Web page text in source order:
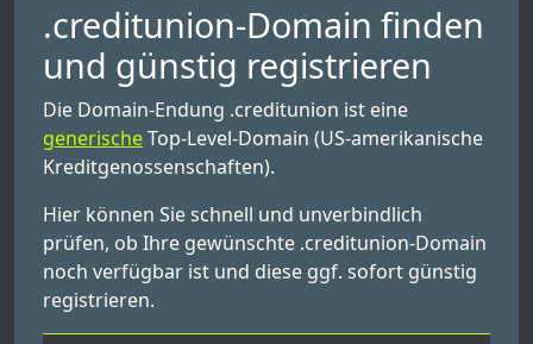
.creditunion-Domain finden
und günstig registrieren
Die Domain-Endung .creditunion ist eine
generischeTop-Level-Domain (US-amerikanische
Kreditgenossenschaften).
Hier können Sie schnell und unverbindlich
prüfen, ob Ihre gewünschte .creditunion-Domain
noch verfügbar ist und diese ggf. sofort günstig
registrieren.